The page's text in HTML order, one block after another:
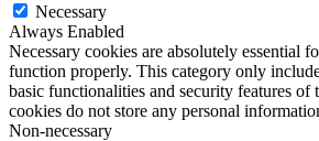
Necessary
Always Enabled
Necessary cookies are absolutely essential
function properly. This category only
basic functionalities and security features of
cookies do not store any personal
Non-necessary